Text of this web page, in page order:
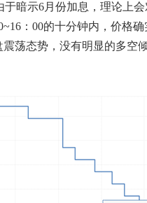
暗示6月份加息，理论上
：00的十分钟内，价格
荡态势，没有明显的多空倾